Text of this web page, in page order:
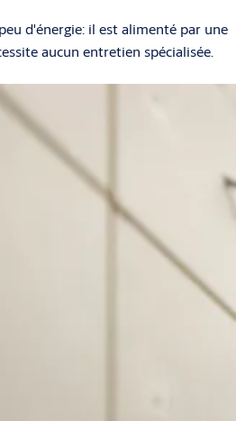
d'énergie: il est alimenté par une
aucun entretien spécialisée.